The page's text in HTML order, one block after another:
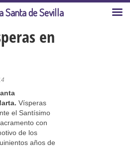
en
Vísperas
el Santísimo
con
de los
años de
Santa de Sevilla